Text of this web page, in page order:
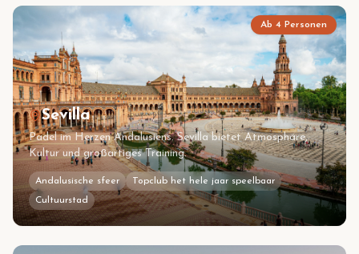
Ab 4 Personen
Sevilla
Padel im Herzen Andalusiens. Sevilla bietet Atmosphäre,
Kultur und großartiges Training.
Andalusische sfeer
Topclub het hele jaar speelbaar
Cultuurstad